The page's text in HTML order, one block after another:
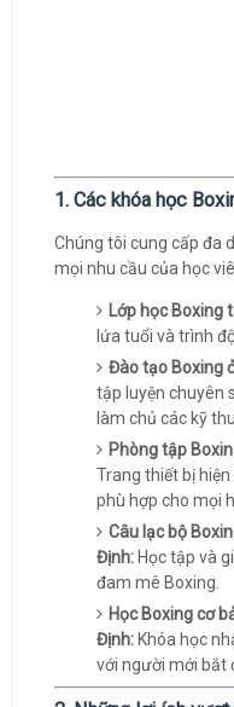
1. Các khóa học
Chúng tôi cung cấp đa
mọi nhu cầu của học
Lớp học Boxing
lứa tuổi và trình
Đào tạo Boxing
tập luyện chuyên
làm chủ các kỹ
Phòng tập
Trang thiết bị
phù hợp cho mọi
Câu lạc bộ
Định:Học tập và
đam mê Boxing.
Học Boxing cơ
Định:Khóa học
với người mới bắt